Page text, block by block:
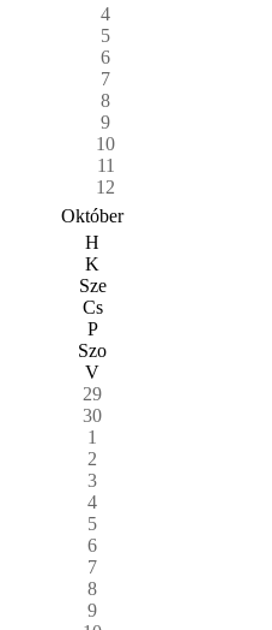
4
5
6
7
8
9
10
11
12
Október
H
K
Sze
Cs
P
Szo
V
29
30
1
2
3
4
5
6
7
8
9